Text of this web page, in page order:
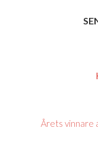
Årets vinnare